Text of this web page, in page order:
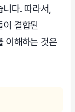
니다. 따라서,
이 결합된
이해하는 것은